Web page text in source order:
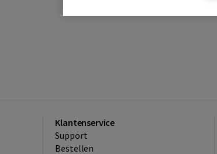
Klantenservice
Support
Bestellen